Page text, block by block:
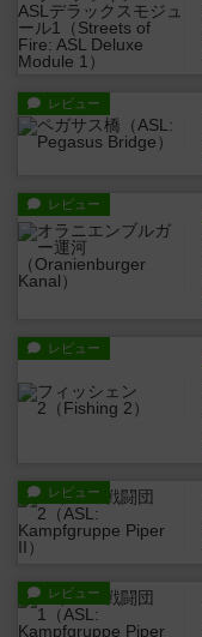
レビュー
レビュー
レビュー
レビュー
レビュー